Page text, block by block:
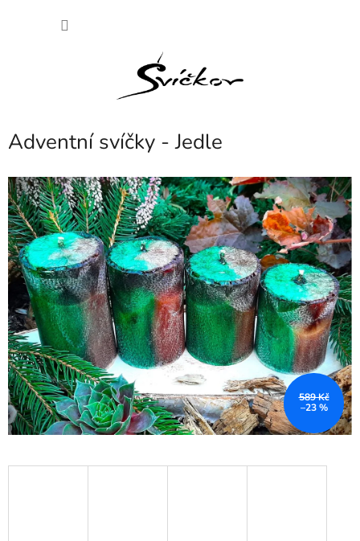
Adventní svíčky - Jedle
589 Kč
–23 %